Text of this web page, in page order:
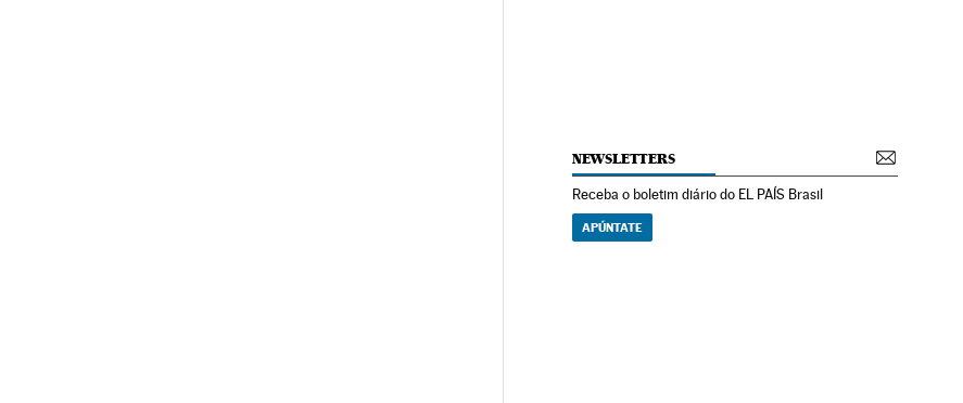
NEWSLETTERS
Receba o boletim diário do EL PAÍS Brasil
APÚNTATE